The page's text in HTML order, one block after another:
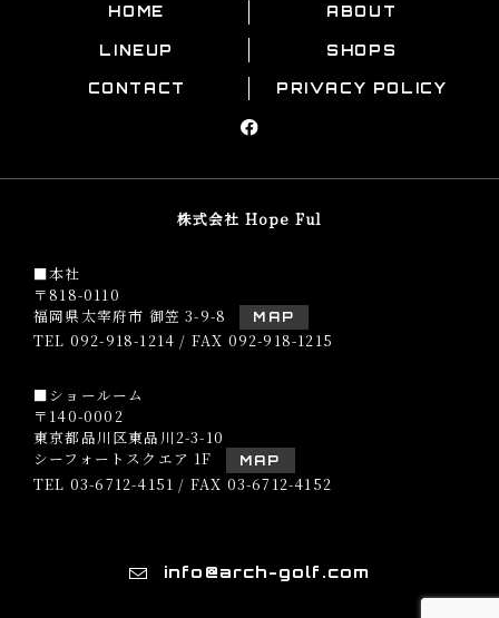
HOME ABOUT
LINEUP SHOPS
CONTACT PRIVACY POLICY
株式会社 Hope Ful
■本社
〒818-0110
福岡県太宰府市 御笠 3-9-8
MAP
TEL 092-918-1214 / FAX 092-918-1215
■ショールーム
〒140-0002
東京都品川区東品川2-3-10
シーフォートスクエア 1F
MAP
TEL 03-6712-4151 / FAX 03-6712-4152
info@arch-golf.com